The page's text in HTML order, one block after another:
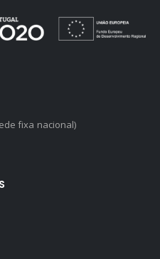
fixa nacional)